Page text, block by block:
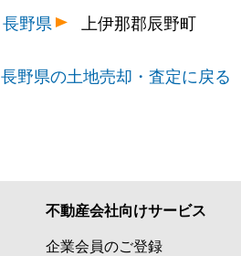
長野県 上伊那郡辰野町
長野県の土地売却・査定に戻る
不動産会社向けサービス
企業会員のご登録